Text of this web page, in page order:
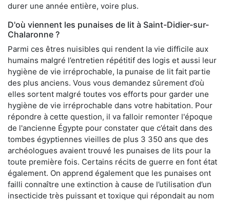
durer une année entière, voire plus.
D'où viennent les punaises de lit à Saint-Didier-sur-
Chalaronne ?
Parmi ces êtres nuisibles qui rendent la vie difficile aux
humains malgré l’entretien répétitif des logis et aussi leur
hygiène de vie irréprochable, la punaise de lit fait partie
des plus anciens. Vous vous demandez sûrement d’où
elles sortent malgré toutes vos efforts pour garder une
hygiène de vie irréprochable dans votre habitation. Pour
répondre à cette question, il va falloir remonter l'époque
de l'ancienne Égypte pour constater que c’était dans des
tombes égyptiennes vieilles de plus 3 350 ans que des
archéologues avaient trouvé les punaises de lits pour la
toute première fois. Certains récits de guerre en font état
également. On apprend également que les punaises ont
failli connaître une extinction à cause de l’utilisation d’un
insecticide très puissant et toxique qui répondait au nom